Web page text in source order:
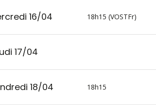
16/04 18h15 (VOSTFr)
17/04
18/04 18h15